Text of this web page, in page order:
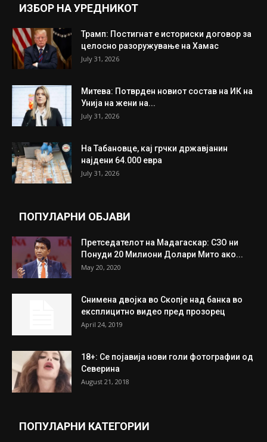
ИЗБОР НА УРЕДНИКОТ
Трамп: Постигнат е историски договор за
целосно разоружување на Хамас
July 31, 2026
Митева: Потврден новиот состав на ИК на
Унија на жени на...
July 31, 2026
На Табановце, кај грчки државјанин
најдени 64.000 евра
July 31, 2026
ПОПУЛАРНИ ОБЈАВИ
Претседателот на Мадагаскар: СЗО ни
Понуди 20 Милиони Долари Мито ако...
May 20, 2020
Снимена двојка во Скопје над банка во
експлицитно видео пред прозорец
April 24, 2019
18+: Се појавија нови голи фотографии од
Северина
August 21, 2018
ПОПУЛАРНИ КАТЕГОРИИ